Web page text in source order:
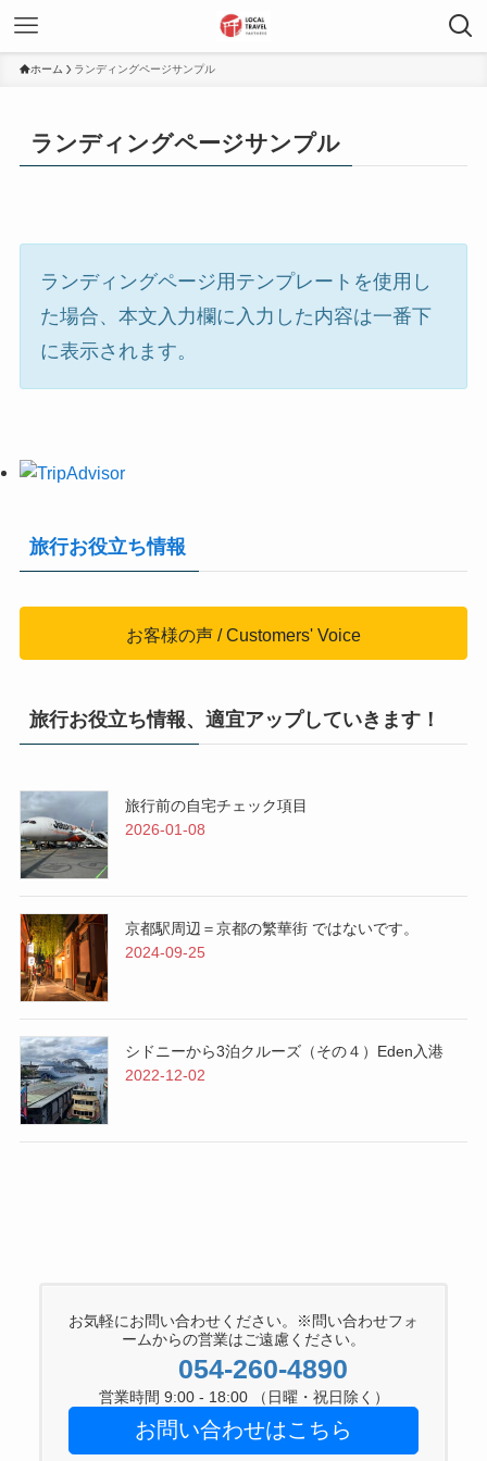
ホーム ランディングページサンプル
ランディングページサンプル
ランディングページ用テンプレートを使用し
た場合、本文入力欄に入力した内容は一番下
に表示されます。
旅行お役立ち情報
お客様の声 / Customers' Voice
旅行お役立ち情報、適宜アップしていきます！
旅行前の自宅チェック項目
2026-01-08
京都駅周辺＝京都の繁華街 ではないです。
2024-09-25
シドニーから3泊クルーズ（その４）Eden入港
2022-12-02
お気軽にお問い合わせください。※問い合わせフォ
ームからの営業はご遠慮ください。
054-260-4890
営業時間 9:00 - 18:00 （日曜・祝日除く）
お問い合わせはこちら